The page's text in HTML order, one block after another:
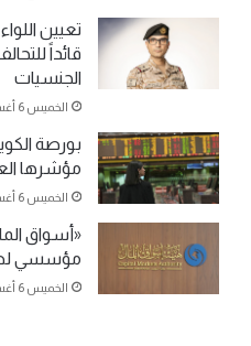
تعيين
قائداً
الجنسيات
الخميس 6 أغسطس 2026
بورصة
مؤشرها العام 11.14
الخميس 6 أغسطس 2026
«أسواق
مؤسسي
الخميس 6 أغسطس 2026